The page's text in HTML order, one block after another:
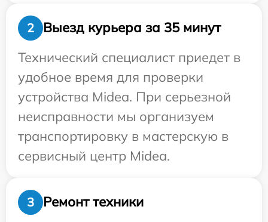
2
Выезд курьера за 35 минут
Технический специалист приедет в
удобное время для проверки
устройства Midea. При серьезной
неисправности мы организуем
транспортировку в мастерскую в
сервисный центр Midea.
3 Ремонт техники